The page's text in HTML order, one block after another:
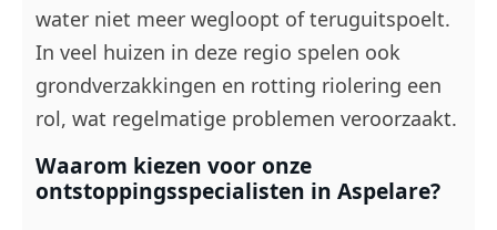
water niet meer wegloopt of teruguitspoelt.
In veel huizen in deze regio spelen ook
grondverzakkingen en rotting riolering een
rol, wat regelmatige problemen veroorzaakt.
Waarom kiezen voor onze
ontstoppingsspecialisten in Aspelare?